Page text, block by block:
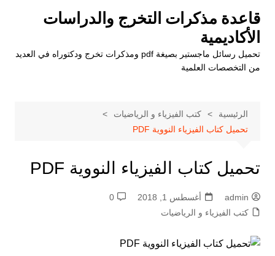
المحتوى
قاعدة مذكرات التخرج والدراسات
الأكاديمية
تحميل رسائل ماجستير بصيغة pdf ومذكرات تخرج ودكتوراه في العديد
من التخصصات العلمية
الرئيسية
كتب الفيزياء و الرياضيات
تحميل كتاب الفيزياء النووية PDF
تحميل كتاب الفيزياء النووية PDF
admin أغسطس 1, 2018
0
كتب الفيزياء و الرياضيات